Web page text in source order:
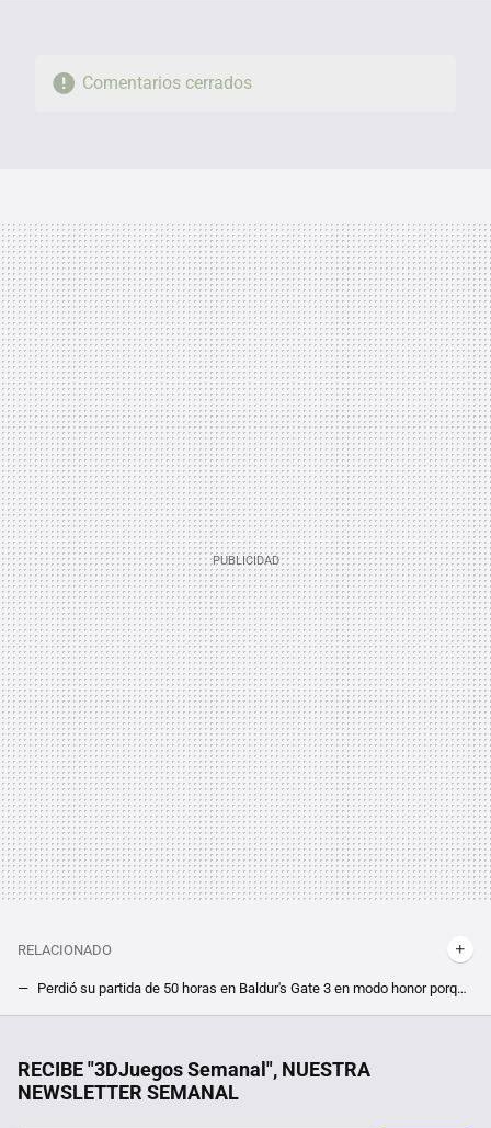
Comentarios cerrados
RELACIONADO
Perdió su partida de 50 horas en Baldur's Gate 3 en modo honor porque sus personajes estaban mojados
RECIBE "3DJuegos Semanal", NUESTRA
NEWSLETTER SEMANAL